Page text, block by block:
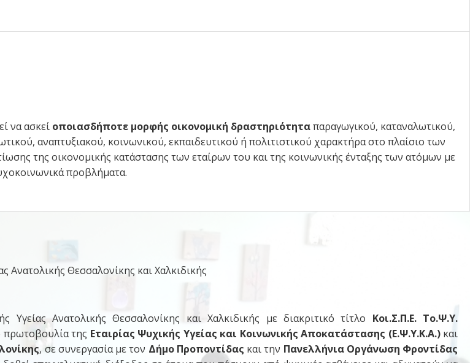
να ασκεί οποιασδήποτε μορφής οικονομική δραστηριότηταπαραγωγικού, καταναλωτικού,
αναπτυξιακού, κοινωνικού, εκπαιδευτικού ή πολιτιστικού χαρακτήρα στο πλαίσιο των
της οικονομικής κατάστασης των εταίρων του και της κοινωνικής ένταξης των ατόμων με
προβλήματα.
Ανατολικής Θεσσαλονίκης και Χαλκιδικής
Ανατολικής Θεσσαλονίκης και Χαλκιδικής με διακριτικό τίτλο Κοι.Σ.Π.Ε. Το.Ψ.Υ.
πρωτοβουλία της Εταιρίας Ψυχικής Υγείας και Κοινωνικής Αποκατάστασης (Ε.Ψ.Υ.Κ.Α.)και
, σε συνεργασία με τον Δήμο Προποντίδας και την Πανελλήνια Οργάνωση Φροντίδας